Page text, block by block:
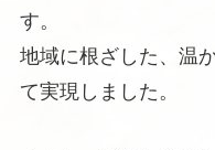
す。
地域に根ざした、温
て実現しました。